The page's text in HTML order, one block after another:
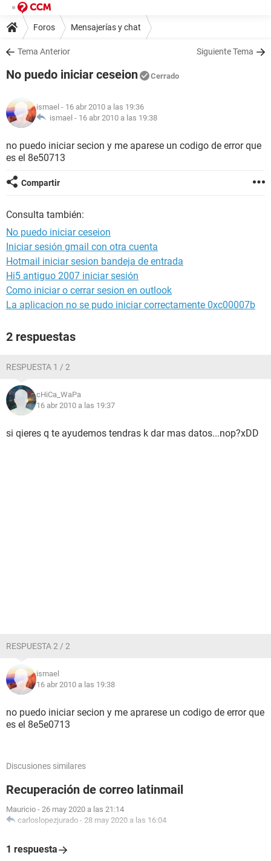
Foros Mensajerías y chat
Tema Anterior Siguiente Tema
No puedo iniciar ceseion Cerrado
ismael - 16 abr 2010 a las 19:36
ismael - 16 abr 2010 a las 19:38
no puedo iniciar secion y me aparese un codigo de error que
es el 8e50713
Compartir
Consulta también:
No puedo iniciar ceseion
Iniciar sesión gmail con otra cuenta
Hotmail iniciar sesion bandeja de entrada
Hi5 antiguo 2007 iniciar sesión
Como iniciar o cerrar sesion en outlook
La aplicacion no se pudo iniciar correctamente 0xc00007b
2 respuestas
RESPUESTA 1 / 2
cHiCa_WaPa
16 abr 2010 a las 19:37
si qieres q te ayudemos tendras k dar mas datos...nop?xDD
RESPUESTA 2 / 2
ismael
16 abr 2010 a las 19:38
no puedo iniciar secion y me aprarese un codigo de error que
es el 8e5e0713
Discusiones similares
Recuperación de correo latinmail
Mauricio - 26 may 2020 a las 21:14
carloslopezjurado - 28 may 2020 a las 16:04
1 respuesta